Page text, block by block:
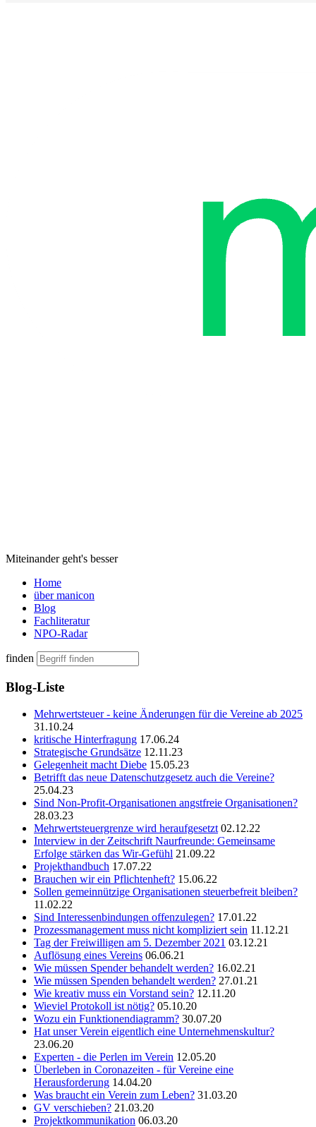
Miteinander geht's besser
Home
über manicon
Blog
Fachliteratur
NPO-Radar
finden
Blog-Liste
Mehrwertsteuer - keine Änderungen für die Vereine ab 2025
31.10.24
kritische Hinterfragung 17.06.24
Strategische Grundsätze 12.11.23
Gelegenheit macht Diebe 15.05.23
Betrifft das neue Datenschutzgesetz auch die Vereine?
25.04.23
Sind Non-Profit-Organisationen angstfreie Organisationen?
28.03.23
Mehrwertsteuergrenze wird heraufgesetzt 02.12.22
Interview in der Zeitschrift Naurfreunde: Gemeinsame
Erfolge stärken das Wir-Gefühl 21.09.22
Projekthandbuch 17.07.22
Brauchen wir ein Pflichtenheft? 15.06.22
Sollen gemeinnützige Organisationen steuerbefreit bleiben?
11.02.22
Sind Interessenbindungen offenzulegen? 17.01.22
Prozessmanagement muss nicht kompliziert sein 11.12.21
Tag der Freiwilligen am 5. Dezember 2021 03.12.21
Auflösung eines Vereins 06.06.21
Wie müssen Spender behandelt werden? 16.02.21
Wie müssen Spenden behandelt werden? 27.01.21
Wie kreativ muss ein Vorstand sein? 12.11.20
Wieviel Protokoll ist nötig? 05.10.20
Wozu ein Funktionendiagramm? 30.07.20
Hat unser Verein eigentlich eine Unternehmenskultur?
23.06.20
Experten - die Perlen im Verein 12.05.20
Überleben in Coronazeiten - für Vereine eine
Herausforderung 14.04.20
Was braucht ein Verein zum Leben? 31.03.20
GV verschieben? 21.03.20
Projektkommunikation 06.03.20